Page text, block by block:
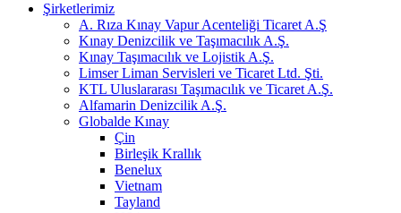
Şirketlerimiz
A. Rıza Kınay Vapur Acenteliği Ticaret A.Ş
Kınay Denizcilik ve Taşımacılık A.Ş.
Kınay Taşımacılık ve Lojistik A.Ş.
Limser Liman Servisleri ve Ticaret Ltd. Şti.
KTL Uluslararası Taşımacılık ve Ticaret A.Ş.
Alfamarin Denizcilik A.Ş.
Globalde Kınay
Çin
Birleşik Krallık
Benelux
Vietnam
Tayland